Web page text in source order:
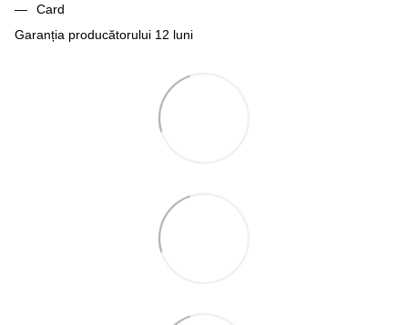
Card
Garanția producătorului 12 luni